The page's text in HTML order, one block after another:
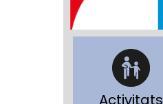
Activitats